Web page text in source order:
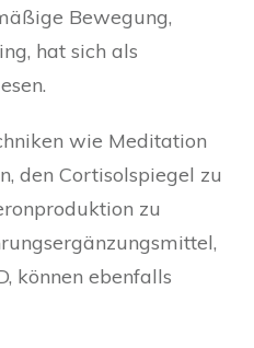
Bewegung,
hat sich als
wie Meditation
den Cortisolspiegel zu
zu
können ebenfalls